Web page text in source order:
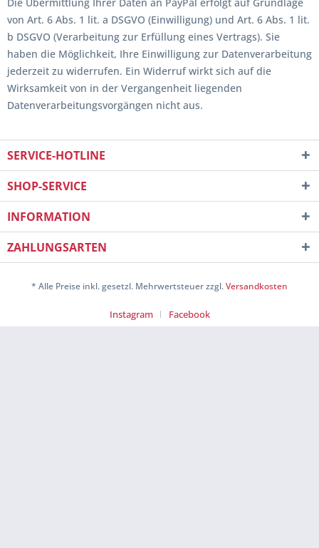
von Art. 6 Abs. 1 lit. a DSGVO (Einwilligung) und Art. 6 Abs. 1 lit.
b DSGVO (Verarbeitung zur Erfüllung eines Vertrags). Sie
haben die Möglichkeit, Ihre Einwilligung zur Datenverarbeitung
jederzeit zu widerrufen. Ein Widerruf wirkt sich auf die
Wirksamkeit von in der Vergangenheit liegenden
Datenverarbeitungsvorgängen nicht aus.
SERVICE-HOTLINE
SHOP-SERVICE
INFORMATION
ZAHLUNGSARTEN
* Alle Preise inkl. gesetzl. Mehrwertsteuer zzgl.Versandkosten
Instagram Facebook